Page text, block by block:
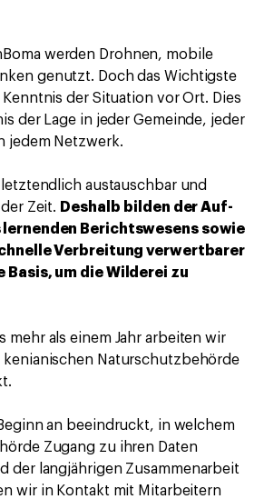
werden Drohnen, mobile
genutzt. Doch das Wichtigste
der Situation vor Ort. Dies
der Lage in jeder Gemeinde, jeder
jedem Netzwerk.
austauschbar und
Zeit. Deshalb bilden der Auf-
lernenden Berichtswesens sowie
Verbreitung verwertbarer
Basis, um die Wilderei zu
mehr als einem Jahr arbeiten wir
kenianischen Naturschutzbehörde
an beeindruckt, in welchem
Zugang zu ihren Daten
der langjährigen Zusammenarbeit
wir in Kontakt mit Mitarbeitern